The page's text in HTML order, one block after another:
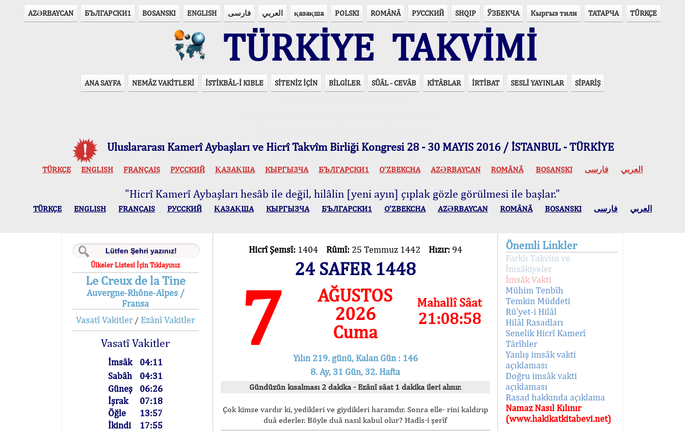
AZӘRBAYCAN БЪЛГАРСКИ1 BOSANSKI ENGLISH فارسی العربي қазақша POLSKI ROMÂNĂ РУССКИЙ SHQIP ЎЗБЕКЧА Кыргыз тили ТАТАРЧА TÜRKÇE
TÜRKİYE TAKVİMİ
ANA SAYFA NEMÂZ VAKİTLERİ İSTİKBÂL-İ KIBLE SİTENİZ İÇİN BİLGİLER SÜÂL - CEVÂB KİTÂBLAR İRTİBAT SESLİ YAYINLAR SİPARİŞ
Uluslararası Kamerî Aybaşları ve Hicrî Takvîm Birliği Kongresi 28 - 30 MAYIS 2016 / İSTANBUL - TÜRKİYE
TÜRKÇE ENGLISH FRANÇAIS РУССКИЙ ҚАЗАҚША КЫPГЫЗЧA БЪЛГАРСКИ1 O’ZBEKCHA AZӘRBAYCAN ROMÂNĂ BOSANSKI العربي فارسی
"Hicrî Kamerî Aybaşları hesâb ile değil, hilâlin [yeni ayın] çıplak gözle görülmesi ile başlar."
TÜRKÇE ENGLISH FRANÇAIS РУССКИЙ ҚАЗАҚША КЫPГЫЗЧA БЪЛГАРСКИ1 O’ZBEKCHA AZӘRBAYCAN ROMÂNĂ BOSANSKI العربي فارسی
Ülkeler Listesi İçin Tıklayınız
Le Creux de la Tine
Auvergne-Rhône-Alpes /
Fransa
Vasatî Vakitler/ Ezânî Vakitler
Vasatî Vakitler
İmsâk
04:11
Sabâh
04:31
Güneş
06:26
İşrak
07:18
Öğle
13:57
İkindi
17:55
Hicrî Şemsî: 1404 Rûmî: 25 Temmuz 1442 Hızır: 94
24 SAFER 1448
7
AĞUSTOS
2026
Cuma
Mahallî Sâat
21:08:58
Yılın 219. günü, Kalan Gün : 146
8. Ay, 31 Gün, 32. Hafta
Gündüzün kısalması 2 dakika - Ezânî sâat 1 dakika ileri alınır.
Çok kimse vardır ki, yedikleri ve giydikleri haramdır. Sonra elle- rini kaldırıp
duâ ederler. Böyle duâ nasıl kabul olur? Hadîs-i şerîf
Önemli Linkler
Farklı Takvim ve
İmsâkiyeler
İmsâk Vakti
Mühim Tenbîh
Temkin Müddeti
Rü'yet-i Hilâl
Hilâl Rasadları
Senelik Hicrî Kamerî
Târîhler
Yanlış imsâk vakti
açıklaması
Doğru imsâk vakti
açıklaması
Rasad hakkında açıklama
Namaz Nasıl Kılınır
(www.hakikatkitabevi.net)